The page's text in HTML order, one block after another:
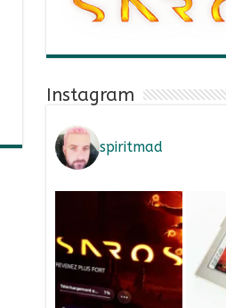
Instagram
spiritmad